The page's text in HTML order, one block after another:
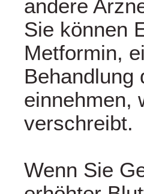
andere
Sie können
Metformin,
Behandlung
einnehmen,
verschreibt.
Wenn Sie